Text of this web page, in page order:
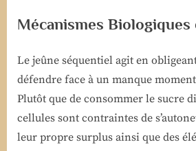
Mécanismes
Le jeûne séquentiel agit en
défendre face à un manque
Plutôt que de consommer le sucre
cellules sont contraintes de
leur propre surplus ainsi que des